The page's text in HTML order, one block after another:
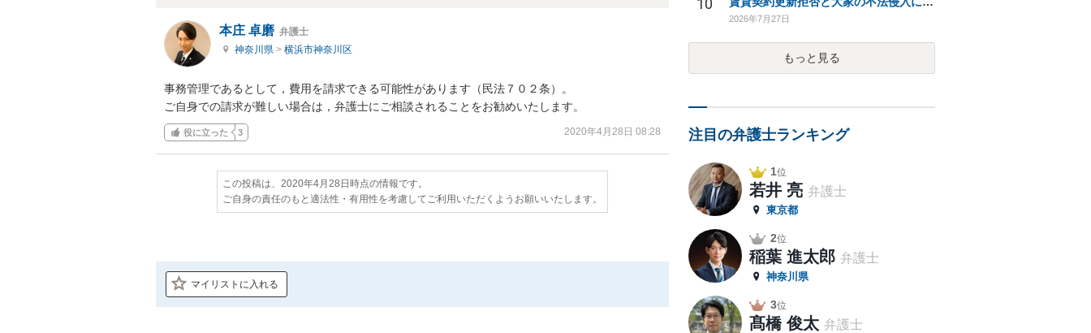
本庄 卓磨 弁護士
神奈川県 > 横浜市神奈川区
事務管理であるとして，費用を請求できる可能性があります（民法７０２条）。
ご自身での請求が難しい場合は，弁護士にご相談されることをお勧めいたします。
役に立った 3 2020年4月28日 08:28
この投稿は、2020年4月28日時点の情報です。
ご自身の責任のもと適法性・有用性を考慮してご利用いただくようお願いいたします。
マイリストに入れる
10
2026年7月27日
もっと見る
注目の弁護士ランキング
1位
若井 亮 弁護士
東京都
2位
稲葉 進太郎 弁護士
神奈川県
3位
髙橋 俊太 弁護士